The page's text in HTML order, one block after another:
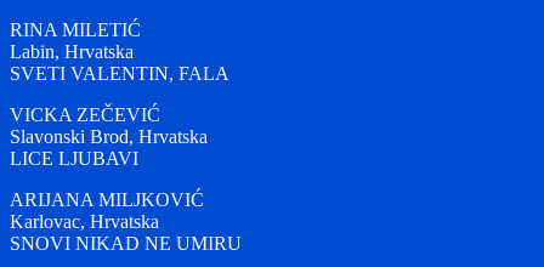
RINA MILETIĆ
Labin, Hrvatska
SVETI VALENTIN, FALA
VICKA ZEČEVIĆ
Slavonski Brod, Hrvatska
LICE LJUBAVI
ARIJANA MILJKOVIĆ
Karlovac, Hrvatska
SNOVI NIKAD NE UMIRU